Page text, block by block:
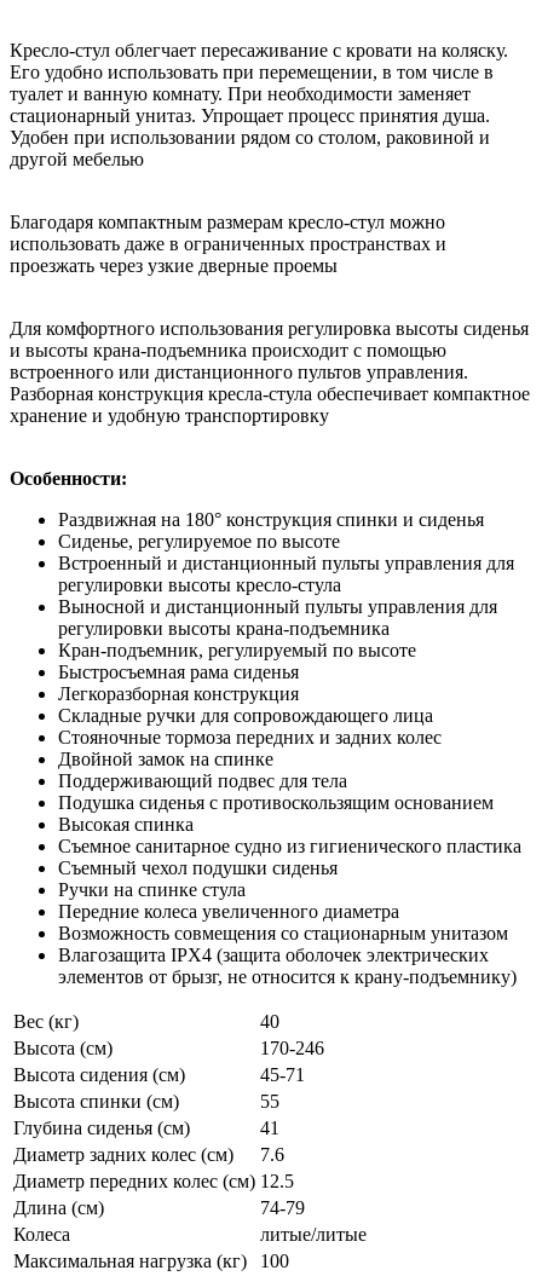
Кресло-стул облегчает пересаживание с кровати на коляску.
Его удобно использовать при перемещении, в том числе в
туалет и ванную комнату. При необходимости заменяет
стационарный унитаз. Упрощает процесс принятия душа.
Удобен при использовании рядом со столом, раковиной и
другой мебелью
Благодаря компактным размерам кресло-стул можно
использовать даже в ограниченных пространствах и
проезжать через узкие дверные проемы
Для комфортного использования регулировка высоты сиденья
и высоты крана-подъемника происходит с помощью
встроенного или дистанционного пультов управления.
Разборная конструкция кресла-стула обеспечивает компактное
хранение и удобную транспортировку
Особенности:
Раздвижная на 180° конструкция спинки и сиденья
Сиденье, регулируемое по высоте
Встроенный и дистанционный пульты управления для
регулировки высоты кресло-стула
Выносной и дистанционный пульты управления для
регулировки высоты крана-подъемника
Кран-подъемник, регулируемый по высоте
Быстросъемная рама сиденья
Легкоразборная конструкция
Складные ручки для сопровождающего лица
Стояночные тормоза передних и задних колес
Двойной замок на спинке
Поддерживающий подвес для тела
Подушка сиденья с противоскользящим основанием
Высокая спинка
Съемное санитарное судно из гигиенического пластика
Съемный чехол подушки сиденья
Ручки на спинке стула
Передние колеса увеличенного диаметра
Возможность совмещения со стационарным унитазом
Влагозащита IPX4 (защита оболочек электрических
элементов от брызг, не относится к крану-подъемнику)
Вес (кг)
40
Высота (см)
170-246
Высота сидения (см)
45-71
Высота спинки (см)
55
Глубина сиденья (см)
41
Диаметр задних колес (см)
7.6
Диаметр передних колес (см) 12.5
Длина (см)
74-79
Колеса
литые/литые
Максимальная нагрузка (кг)
100